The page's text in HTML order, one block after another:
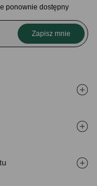
ponownie dostępny
Zapisz mnie